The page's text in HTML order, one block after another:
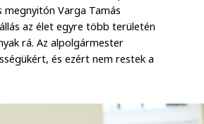
Varga Tamás
az élet egyre több területén
rá. Az alpolgármester
és ezért nem restek a